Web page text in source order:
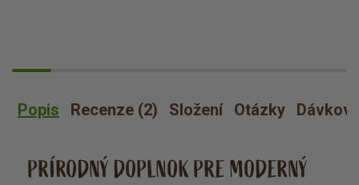
Popis Recenze (2) Složení Otázky
PRÍRODNÝ DOPLNOK PRE MODERNÝ